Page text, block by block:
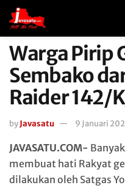
Warga Pirip
Sembako
Raider 142/
byJavasatu 9 Januari
JAVASATU.COM-
membuat hati Rakyat
dilakukan oleh Satgas